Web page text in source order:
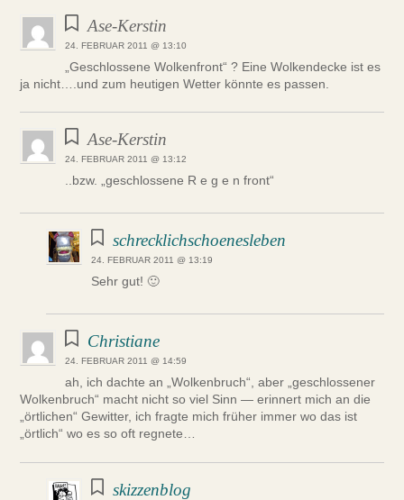
Ase-Kerstin
24. FEBRUAR 2011 @ 13:10
„Geschlossene Wolkenfront“ ? Eine Wolkendecke ist es
ja nicht….und zum heutigen Wetter könnte es passen.
Ase-Kerstin
24. FEBRUAR 2011 @ 13:12
..bzw. „geschlossene R e g e n front“
schrecklichschoenesleben
24. FEBRUAR 2011 @ 13:19
Sehr gut! 🙂
Christiane
24. FEBRUAR 2011 @ 14:59
ah, ich dachte an „Wolkenbruch“, aber „geschlossener
Wolkenbruch“ macht nicht so viel Sinn — erinnert mich an die
„örtlichen“ Gewitter, ich fragte mich früher immer wo das ist
„örtlich“ wo es so oft regnete…
skizzenblog